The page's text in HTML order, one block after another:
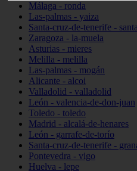
Málaga - ronda
Las-palmas - yaiza
Santa-cruz-de-tenerife -
Zaragoza - la-muela
Asturias - mieres
Melilla - melilla
Las-palmas - mogán
Alicante - alcoi
Valladolid - valladolid
León - valencia-de-don-juan
Toledo - toledo
Madrid - alcalá-de-henares
León - garrafe-de-torío
Santa-cruz-de-tenerife -
Pontevedra - vigo
Huelva - lepe